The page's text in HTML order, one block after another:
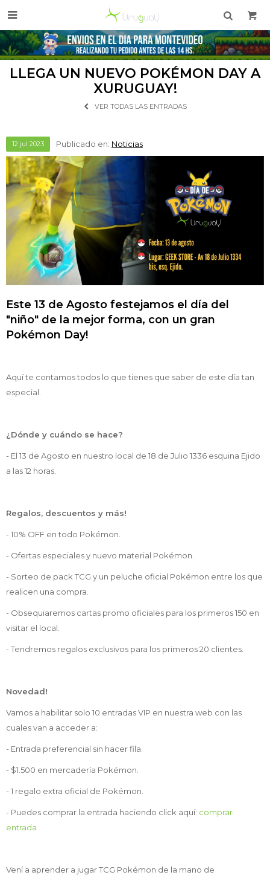

LLEGA UN NUEVO POKÉMON DAY A
XURUGUAY!
VER TODAS LAS ENTRADAS
12 jul 2023 Publicado en: Noticias
Este 13 de Agosto festejamos el día del
"niño" de la mejor forma, con un gran
Pokémon Day!
Aquí te contamos todos lo que tienes que saber de este día tan
especial.
¿Dónde y cuándo se hace?
- El 13 de Agosto en nuestro local de 18 de Julio 1336 esquina Ejido
a las 12 horas.
Regalos, descuentos y más!
- 10% OFF en todo Pokémon.
- Ofertas especiales y nuevo material Pokémon.
- Sorteo de pack TCG y un peluche oficial Pokémon entre los que
realicen una compra.
- Obsequiaremos cartas promo oficiales para los primeros 150 en
visitar el local.
- Tendremos regalos exclusivos para los primeros 20 clientes.
Novedad!
Vamos a habilitar solo 10 entradas VIP en nuestra web con las
cuales van a acceder a:
- Entrada preferencial sin hacer fila.
- $1.500 en mercadería Pokémon.
- 1 regalo extra oficial de Pokémon.
- Puedes comprar la entrada haciendo click aquí: comprar
entrada
Vení a aprender a jugar TCG Pokémon de la mano de